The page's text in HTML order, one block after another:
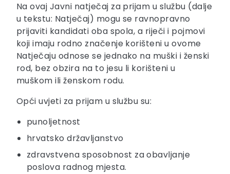
Na ovaj Javni natječaj za prijam u službu (dalje
u tekstu: Natječaj) mogu se ravnopravno
prijaviti kandidati oba spola, a riječi i pojmovi
koji imaju rodno značenje korišteni u ovome
Natječaju odnose se jednako na muški i ženski
rod, bez obzira na to jesu li korišteni u
muškom ili ženskom rodu.
Opći uvjeti za prijam u službu su:
punoljetnost
hrvatsko državljanstvo
zdravstvena sposobnost za obavljanje
poslova radnog mjesta.